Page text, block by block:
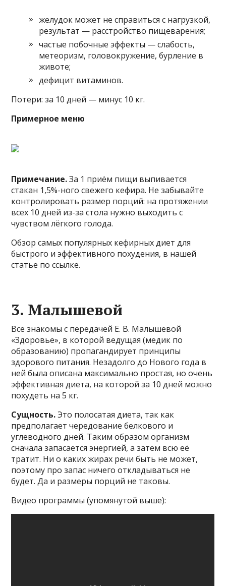
желудок может не справиться с нагрузкой,
результат — расстройство пищеварения;
частые побочные эффекты — слабость,
метеоризм, головокружение, бурление в
животе;
дефицит витаминов.
Потери: за 10 дней — минус 10 кг.
Примерное меню
Примечание.За 1 приём пищи выпивается
стакан 1,5%-ного свежего кефира. Не забывайте
контролировать размер порций: на протяжении
всех 10 дней из-за стола нужно выходить с
чувством лёгкого голода.
Обзор самых популярных кефирных диет для
быстрого и эффективного похудения, в нашей
статье по ссылке.
3. Малышевой
Все знакомы с передачей Е. В. Малышевой
«Здоровье», в которой ведущая (медик по
образованию) пропагандирует принципы
здорового питания. Незадолго до Нового года в
ней была описана максимально простая, но очень
эффективная диета, на которой за 10 дней можно
похудеть на 5 кг.
Сущность.Это полосатая диета, так как
предполагает чередование белкового и
углеводного дней. Таким образом организм
сначала запасается энергией, а затем всю её
тратит. Ни о каких жирах речи быть не может,
поэтому про запас ничего откладываться не
будет. Да и размеры порций не таковы.
Видео программы (упомянутой выше):